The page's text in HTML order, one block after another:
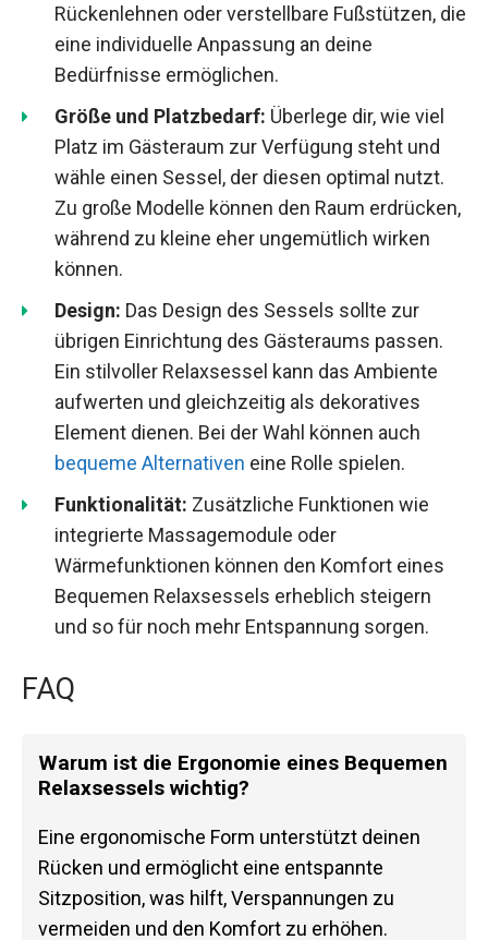
Rückenlehnen oder verstellbare Fußstützen, die
eine individuelle Anpassung an deine
Bedürfnisse ermöglichen.
Größe und Platzbedarf: Überlege dir, wie viel
Platz im Gästeraum zur Verfügung steht und
wähle einen Sessel, der diesen optimal nutzt.
Zu große Modelle können den Raum erdrücken,
während zu kleine eher ungemütlich wirken
können.
Design: Das Design des Sessels sollte zur
übrigen Einrichtung des Gästeraums passen.
Ein stilvoller Relaxsessel kann das Ambiente
aufwerten und gleichzeitig als dekoratives
Element dienen. Bei der Wahl können auch
bequeme Alternativen eine Rolle spielen.
Funktionalität: Zusätzliche Funktionen wie
integrierte Massagemodule oder
Wärmefunktionen können den Komfort eines
Bequemen Relaxsessels erheblich steigern
und so für noch mehr Entspannung sorgen.
FAQ
Warum ist die Ergonomie eines Bequemen
Relaxsessels wichtig?
Eine ergonomische Form unterstützt deinen
Rücken und ermöglicht eine entspannte
Sitzposition, was hilft, Verspannungen zu
vermeiden und den Komfort zu erhöhen.